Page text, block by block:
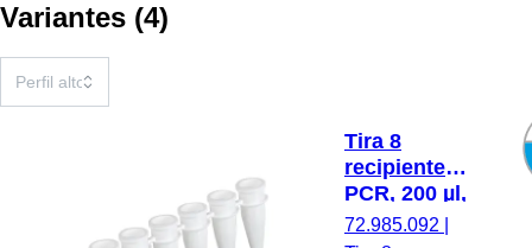
Variantes (4)
Tira 8
recipientes
PCR, 200 µl,
PCR
72.985.092